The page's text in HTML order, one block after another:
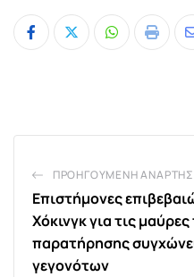
Whatsapp
Print
ΠΡΟΗΓΟΎΜΕΝΗ
Επιστήμονες
Χόκινγκ για τις
παρατήρησης
γεγονότων